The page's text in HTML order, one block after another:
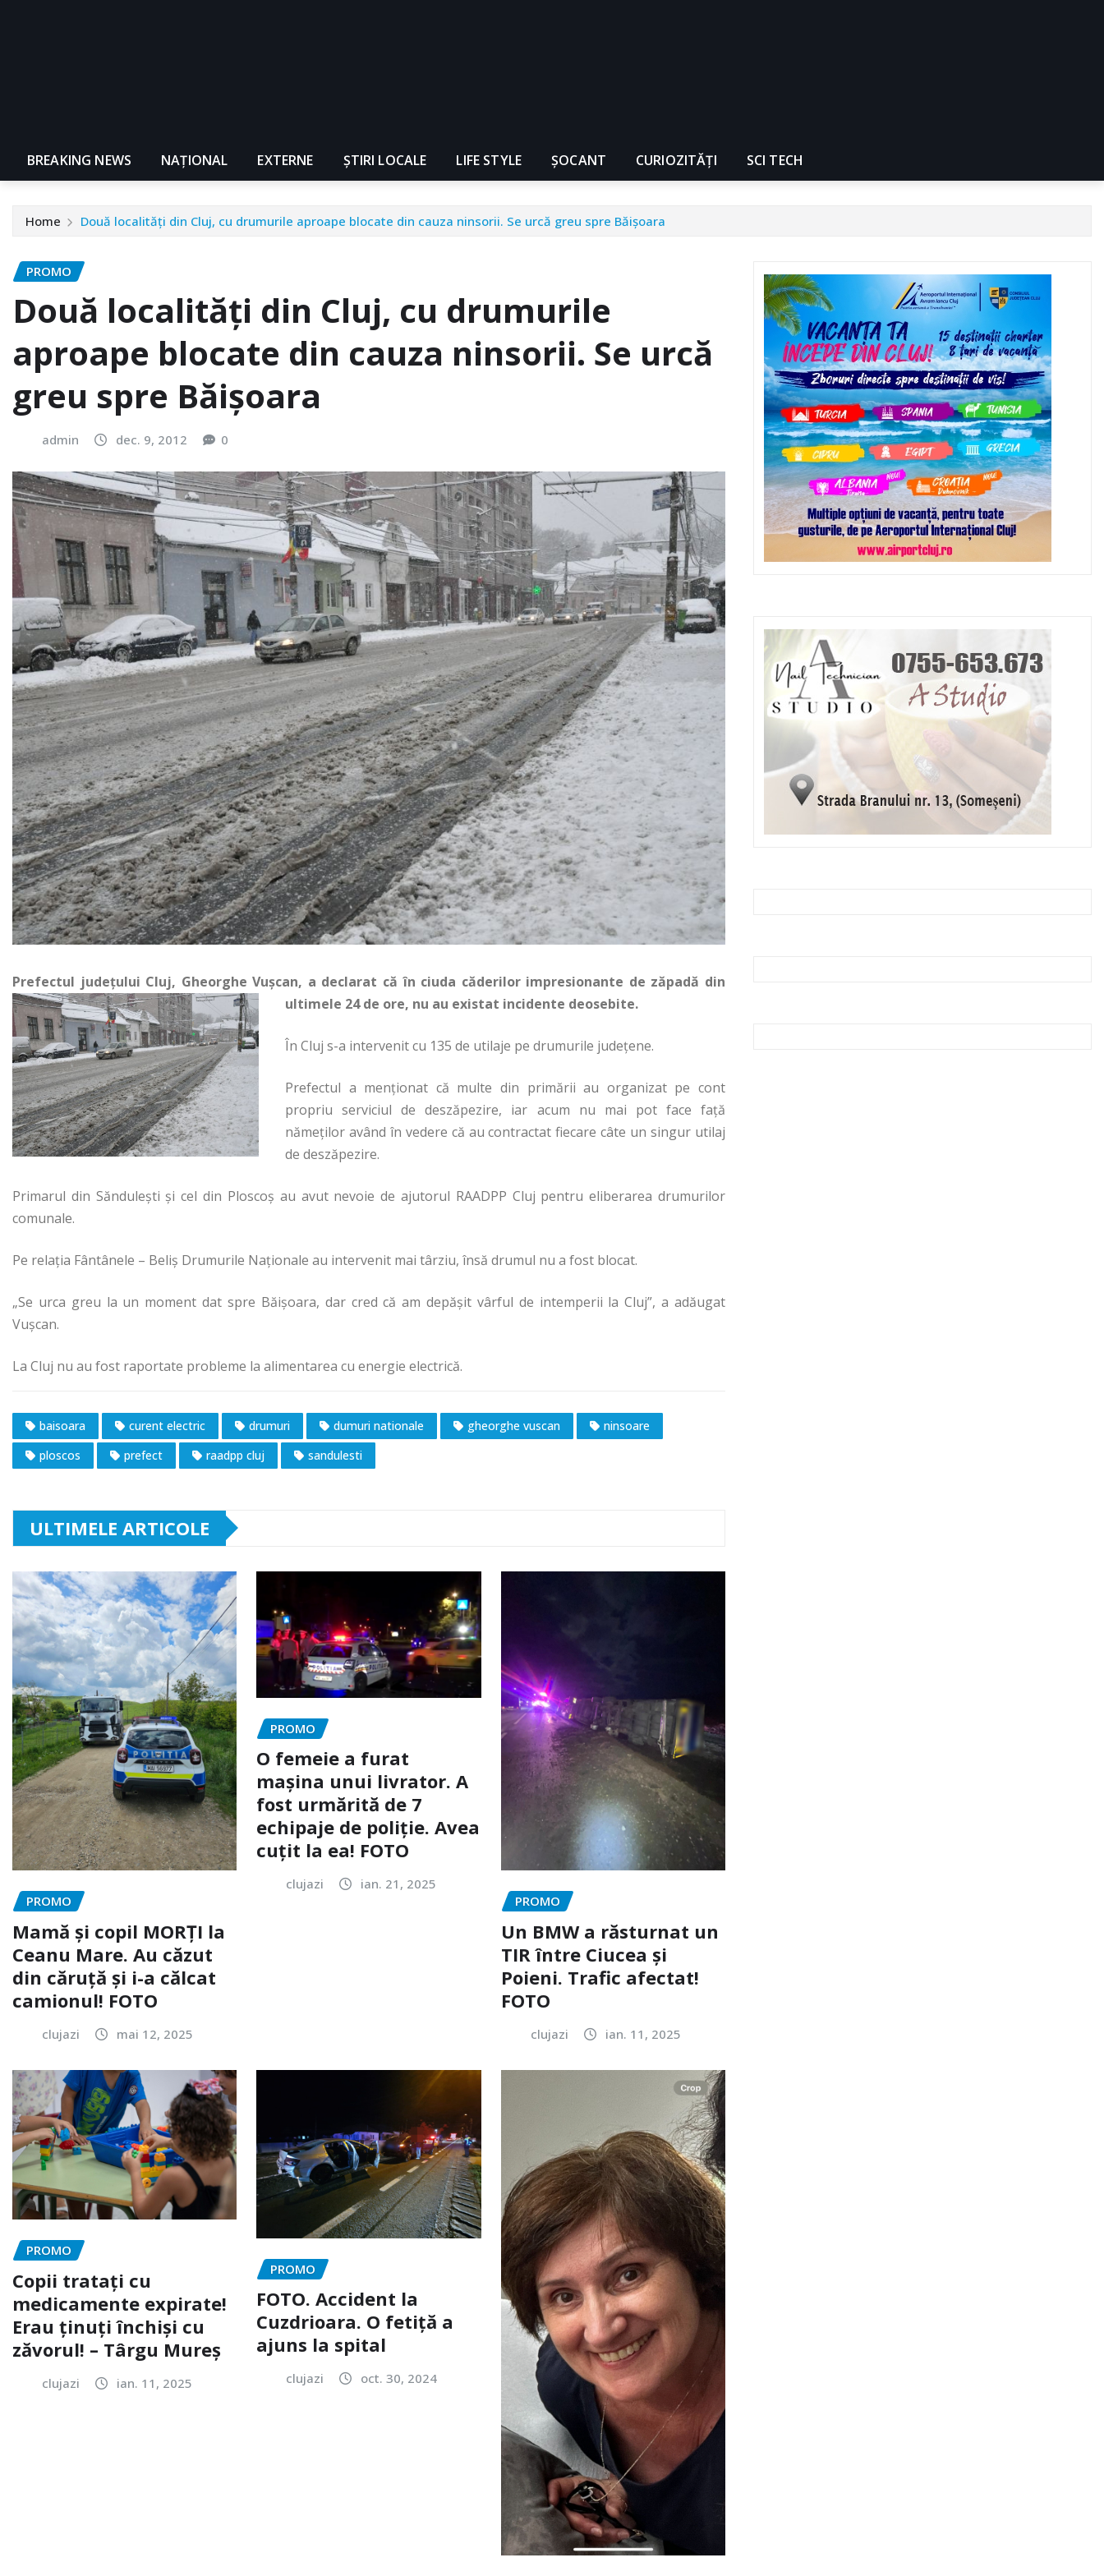
BREAKING NEWS NAŢIONAL EXTERNE ȘTIRI LOCALE LIFE STYLE ȘOCANT CURIOZITĂȚI SCI TECH
Home Două localități din Cluj, cu drumurile aproape blocate din cauza ninsorii. Se urcă greu spre Băișoara
PROMO
Două localități din Cluj, cu drumurile
aproape blocate din cauza ninsorii. Se urcă
greu spre Băișoara
admin dec. 9, 2012 0
Prefectul județului Cluj, Gheorghe Vușcan, a declarat că în ciuda căderilor impresionante de zăpadă din
ultimele 24 de ore, nu au existat incidente deosebite.
În Cluj s-a intervenit cu 135 de utilaje pe drumurile județene.
Prefectul a menționat că multe din primării au organizat pe cont
propriu serviciul de deszăpezire, iar acum nu mai pot face față
nămeților având în vedere că au contractat fiecare câte un singur utilaj
de deszăpezire.
Primarul din Săndulești și cel din Ploscoș au avut nevoie de ajutorul RAADPP Cluj pentru eliberarea drumurilor
comunale.
Pe relația Fântânele – Beliș Drumurile Naționale au intervenit mai târziu, însă drumul nu a fost blocat.
„Se urca greu la un moment dat spre Băișoara, dar cred că am depășit vârful de intemperii la Cluj”, a adăugat
Vușcan.
La Cluj nu au fost raportate probleme la alimentarea cu energie electrică.
baisoara curent electric drumuri dumuri nationale gheorghe vuscan
ninsoare
ploscos
prefect raadpp cluj sandulesti
ULTIMELE ARTICOLE
PROMO
Mamă și copil MORȚI la
Ceanu Mare. Au căzut
din căruță și i-a călcat
camionul! FOTO
clujazi mai 12, 2025
PROMO
O femeie a furat
mașina unui livrator. A
fost urmărită de 7
echipaje de poliție. Avea
cuțit la ea! FOTO
clujazi
ian. 21, 2025
PROMO
Un BMW a răsturnat un
TIR între Ciucea și
Poieni. Trafic afectat!
FOTO
clujazi ian. 11, 2025
PROMO
Copii tratați cu
medicamente expirate!
Erau ținuți închiși cu
zăvorul! – Târgu Mureș
clujazi ian. 11, 2025
PROMO
FOTO. Accident la
Cuzdrioara. O fetiță a
ajuns la spital
clujazi oct. 30, 2024